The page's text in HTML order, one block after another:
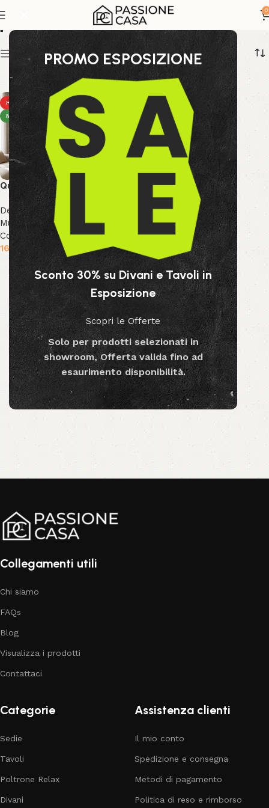
PROMO ESPOSIZIONE
Sconto 30% su Divani e Tavoli in
Esposizione
Scopri le Offerte
Solo per prodotti selezionati in
showroom, Offerta valida fino ad
esaurimento disponibilità.
0
sopra madia
Show sidebar
HOT
NEW
Quadro Texture 140×70
Decor & Accessori
Murale ,Collezione Bizzotto
Collezione Decor
169.99
€
Aggiungi al carrello
Collegamenti utili
Chi siamo
FAQs
Blog
Visualizza i prodotti
Contattaci
Categorie
Sedie
Tavoli
Poltrone Relax
Divani
Assistenza clienti
Il mio conto
Spedizione e consegna
Metodi di pagamento
Politica di reso e rimborso